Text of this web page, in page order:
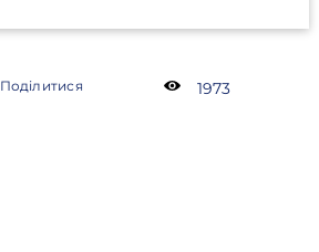
Поділитися 1973